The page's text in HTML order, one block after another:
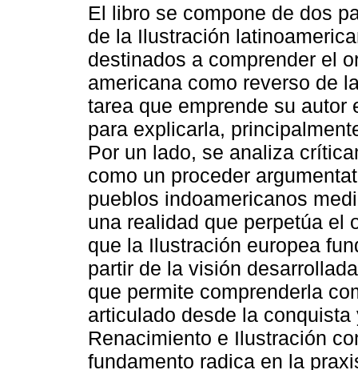
El libro se compone de dos
de la Ilustración
destinados a comprender el
americana como reverso de
tarea que emprende su
para explicarla,
Por un lado, se analiza
como un proceder
pueblos indoamericanos
una realidad que perpetúa el
que la Ilustración europea
partir de la visión
que permite comprenderla
articulado desde la
Renacimiento e Ilustración
fundamento radica en la